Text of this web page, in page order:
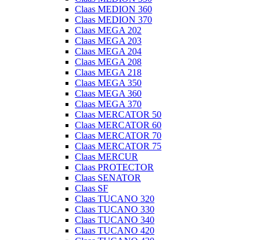
Claas MEDION 360
Claas MEDION 370
Claas MEGA 202
Claas MEGA 203
Claas MEGA 204
Claas MEGA 208
Claas MEGA 218
Claas MEGA 350
Claas MEGA 360
Claas MEGA 370
Claas MERCATOR 50
Claas MERCATOR 60
Claas MERCATOR 70
Claas MERCATOR 75
Claas MERCUR
Claas PROTECTOR
Claas SENATOR
Claas SF
Claas TUCANO 320
Claas TUCANO 330
Claas TUCANO 340
Claas TUCANO 420